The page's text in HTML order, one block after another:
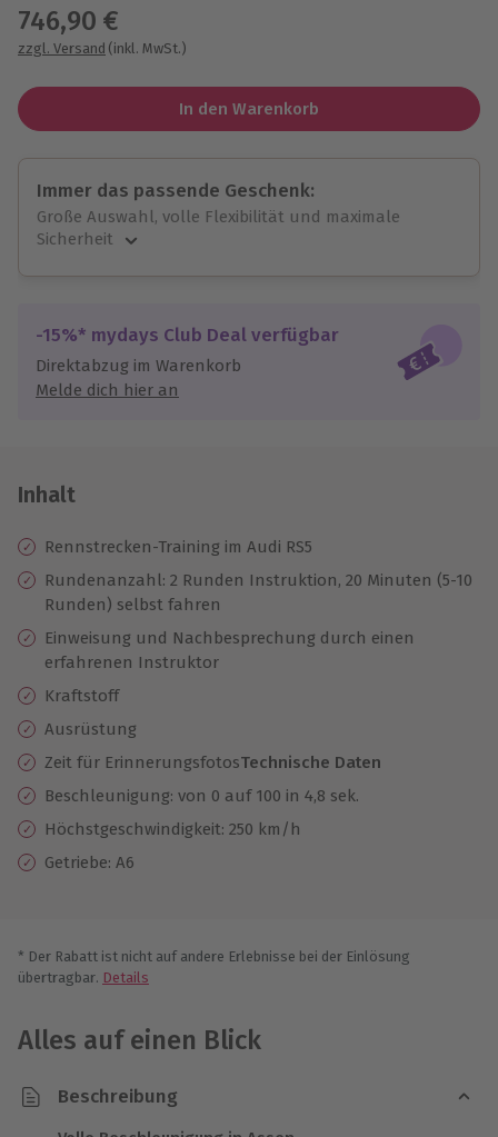
746,90 €
zzgl. Versand (inkl. MwSt.)
In den Warenkorb
Immer das passende Geschenk:
Große Auswahl, volle Flexibilität und maximale
Sicherheit
Jeder Gutschein für alle Erlebnisse einlösbar.
Maximale Sicherheit
10 Jahre gültig & verlängerbar.
-15%* mydays Club Deal verfügbar
Direktabzug im Warenkorb
Melde dich hier an
Inhalt
Rennstrecken-Training im Audi RS5
Rundenanzahl: 2 Runden Instruktion, 20 Minuten (5-10
Runden) selbst fahren
Einweisung und Nachbesprechung durch einen
erfahrenen Instruktor
Kraftstoff
Ausrüstung
Zeit für ErinnerungsfotosTechnische Daten
Beschleunigung: von 0 auf 100 in 4,8 sek.
Höchstgeschwindigkeit: 250 km/h
Getriebe: A6
* Der Rabatt ist nicht auf andere Erlebnisse bei der Einlösung
übertragbar. Details
Alles auf einen Blick
Beschreibung